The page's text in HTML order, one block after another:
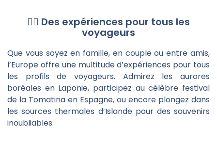
🚴‍♀️ Des expériences pour tous les
voyageurs
Que vous soyez en famille, en couple ou entre amis,
l’Europe offre une multitude d’expériences pour tous
les profils de voyageurs. Admirez les aurores
boréales en Laponie, participez au célèbre festival
de la Tomatina en Espagne, ou encore plongez dans
les sources thermales d’Islande pour des souvenirs
inoubliables.